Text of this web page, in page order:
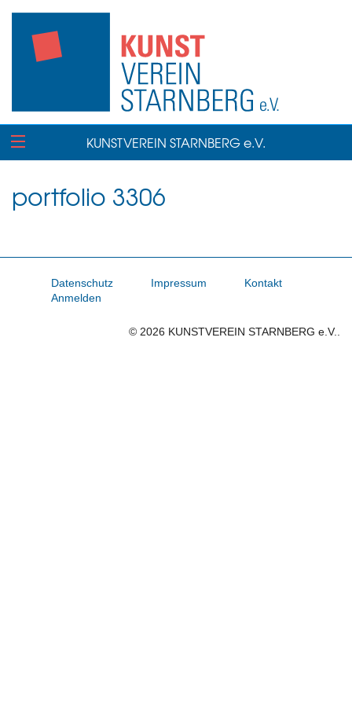
KUNSTVEREIN STARNBERG e.V.
portfolio 3306
Datenschutz Impressum
Kontakt
Anmelden
© 2026 KUNSTVEREIN STARNBERG e.V..